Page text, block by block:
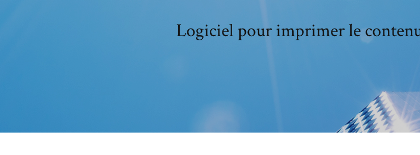
Logiciel pour imprimer le